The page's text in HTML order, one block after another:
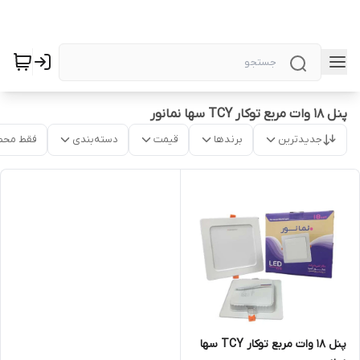
پنل 18 وات مربع توکار TCY سها نمانور
جدیدترین برندها قیمت دسته‌بندی فقط
پنل 18 وات مربع توکار TCY سها